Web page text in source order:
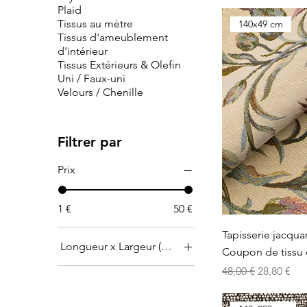
Plaid
Tissus au mètre
Tissus d'ameublement
d'intérieur
Tissus Extérieurs & Olefin
Uni / Faux-uni
Velours / Chenille
Filtrer par
Prix
1 € 50 €
Longueur x Largeur (cm)
140x49 cm
Tapisserie
Coupon de
Prix original
48,00 € Prix
28,80 €